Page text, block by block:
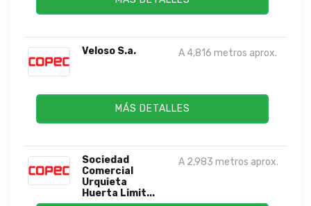
Veloso S.a. A 4,816 metros aprox.
MÁS DETALLES
Sociedad
Comercial
Urquieta
Huerta Limit...
A 2,983 metros aprox.